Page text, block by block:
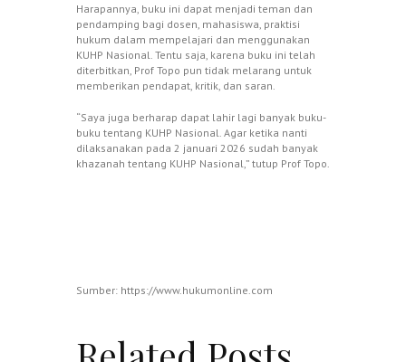
Harapannya, buku ini dapat menjadi teman dan
pendamping bagi dosen, mahasiswa, praktisi
hukum dalam mempelajari dan menggunakan
KUHP Nasional. Tentu saja, karena buku ini telah
diterbitkan, Prof Topo pun tidak melarang untuk
memberikan pendapat, kritik, dan saran.
“Saya juga berharap dapat lahir lagi banyak buku-
buku tentang KUHP Nasional. Agar ketika nanti
dilaksanakan pada 2 januari 2026 sudah banyak
khazanah tentang KUHP Nasional,” tutup Prof Topo.
Sumber: https://www.hukumonline.com